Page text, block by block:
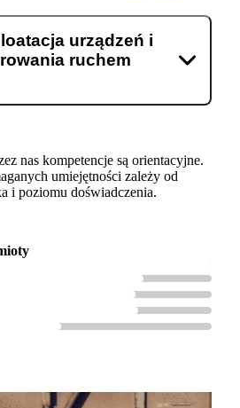
urządzeń i
ruchem
nas kompetencje są orientacyjne.
umiejętności zależy od
i poziomu doświadczenia.